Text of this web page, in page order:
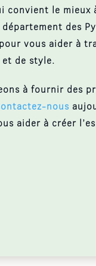
convient le mieux
des
vous aider à
de style.
à fournir des
nous
aider à créer